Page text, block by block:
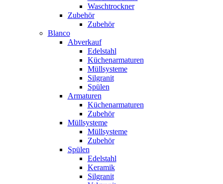
Waschtrockner
Zubehör
Zubehör
Blanco
Abverkauf
Edelstahl
Küchenarmaturen
Müllsysteme
Silgranit
Spülen
Armaturen
Küchenarmaturen
Zubehör
Müllsysteme
Müllsysteme
Zubehör
Spülen
Edelstahl
Keramik
Silgranit